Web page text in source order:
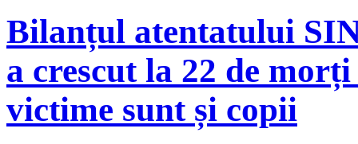
Bilanțul atentatului
a crescut la 22 de
victime sunt și copii